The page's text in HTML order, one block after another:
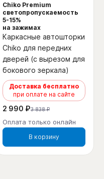
Chiko Premium
светопропускаемость
5-15%
на зажимах
Каркасные автошторки
Chiko для передних
дверей (с вырезом для
бокового зеркала)
Доставка бесплатно
при оплате на сайте
2 990 ₽3 838 ₽
Оплата только онлайн
В корзину